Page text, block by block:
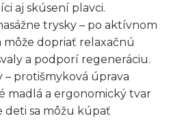
aj skúsení plavci.
trysky – po aktívnom
môže dopriať relaxačnú
a podporí regeneráciu.
protišmyková úprava
madlá a ergonomický tvar
deti sa môžu kúpať